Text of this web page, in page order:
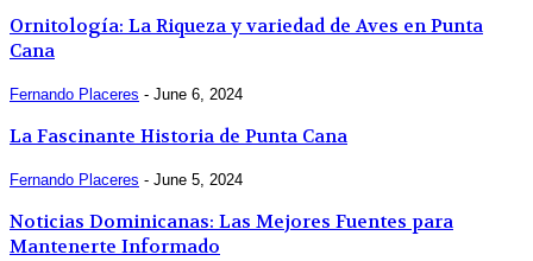
Ornitología: La Riqueza y variedad de Aves en Punta
Cana
Fernando Placeres - June 6, 2024
La Fascinante Historia de Punta Cana
Fernando Placeres - June 5, 2024
Noticias Dominicanas: Las Mejores Fuentes para
Mantenerte Informado